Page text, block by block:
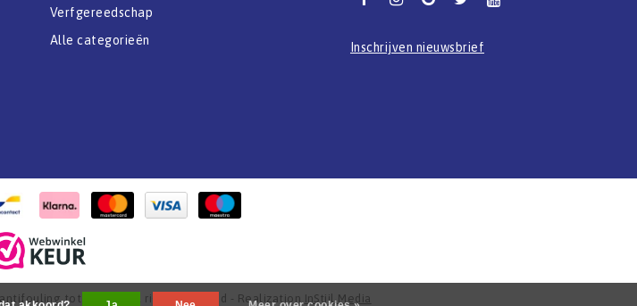
Verfgereedschap
Alle categorieën
Inschrijven nieuwsbrief
tot aflak. - All rights reserved - Realization InStijl Media